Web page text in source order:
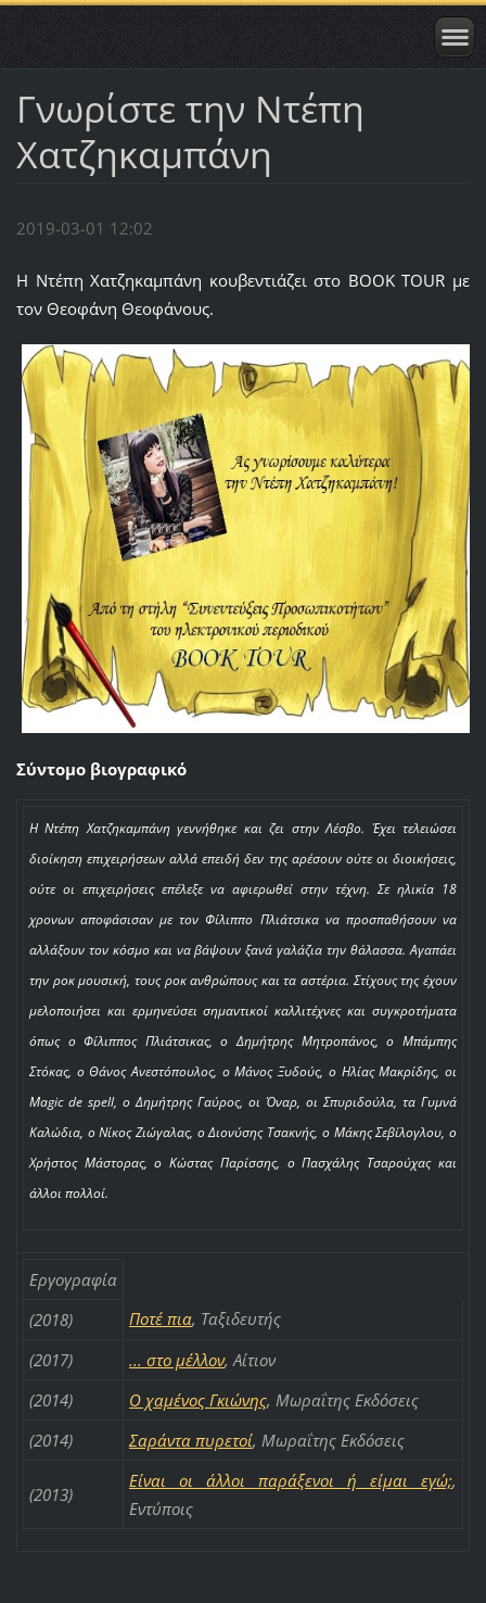
Γνωρίστε την Ντέπη
Χατζηκαμπάνη
2019-03-01 12:02
Η Ντέπη Χατζηκαμπάνη κουβεντιάζει στο BOOK TOUR με
τον Θεοφάνη Θεοφάνους.
Σύντομο βιογραφικό
Η Ντέπη Χατζηκαμπάνη γεννήθηκε και ζει στην Λέσβο. Έχει τελειώσει
διοίκηση επιχειρήσεων αλλά επειδή δεν της αρέσουν ούτε οι διοικήσεις,
ούτε οι επιχειρήσεις επέλεξε να αφιερωθεί στην τέχνη. Σε ηλικία 18
χρονων αποφάσισαν με τον Φίλιππο Πλιάτσικα να προσπαθήσουν να
αλλάξουν τον κόσμο και να βάψουν ξανά γαλάζια την θάλασσα. Αγαπάει
την ροκ μουσική, τους ροκ ανθρώπους και τα αστέρια. Στίχους της έχουν
μελοποιήσει και ερμηνεύσει σημαντικοί καλλιτέχνες και συγκροτήματα
όπως ο Φίλιππος Πλιάτσικας, ο Δημήτρης Μητροπάνος, ο Μπάμπης
Στόκας, ο Θάνος Ανεστόπουλος, ο Μάνος Ξυδούς, ο Ηλίας Μακρίδης, οι
Magic de spell, ο Δημήτρης Γαύρος, οι Όναρ, οι Σπυριδούλα, τα Γυμνά
Καλώδια, ο Νίκος Ζιώγαλας, ο Διονύσης Τσακνής, ο Μάκης Σεβίλογλου, ο
Χρήστος Μάστορας, ο Κώστας Παρίσσης, ο Πασχάλης Τσαρούχας και
άλλοι πολλοί.
Εργογραφία
(2018)
Ποτέ πια, Ταξιδευτής
(2017)
... στο μέλλον, Αίτιον
(2014)
Ο χαμένος Γκιώνης, Μωραΐτης Εκδόσεις
(2014)
Σαράντα πυρετοί, Μωραΐτης Εκδόσεις
(2013)
Είναι οι άλλοι παράξενοι ή είμαι εγώ;,
Εντύποις